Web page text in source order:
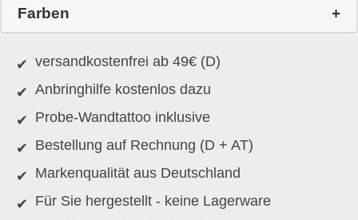
Farben
versandkostenfrei ab 49€ (D)
Anbringhilfe kostenlos dazu
Probe-Wandtattoo inklusive
Bestellung auf Rechnung (D + AT)
Markenqualität aus Deutschland
Für Sie hergestellt - keine Lagerware